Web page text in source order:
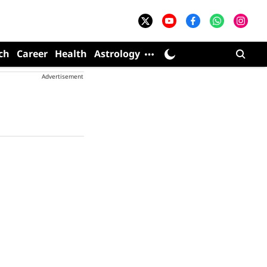
Career Health Astrology
Advertisement